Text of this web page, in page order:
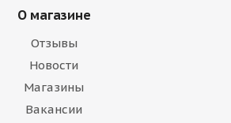
О магазине
Отзывы
Новости
Магазины
Вакансии